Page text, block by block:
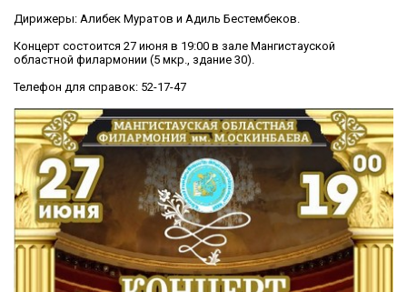
Дирижеры: Алибек Муратов и Адиль Бестембеков.
Концерт состоится 27 июня в 19:00 в зале Мангистауской
областной филармонии (5 мкр., здание 30).
Телефон для справок: 52-17-47